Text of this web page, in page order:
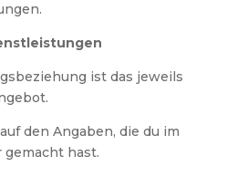
ist das jeweils
den Angaben, die du im
gemacht hast.